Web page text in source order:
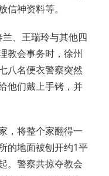
神资料等。
、王瑞玲与其他四
教会事务时，徐州
八名便衣警察突然
他们戴上手铐，并
，将整个家翻得一
的地面被刨开约1平
。警察共掠夺教会